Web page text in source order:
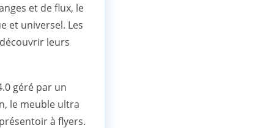
et de flux, le
et universel. Les
leurs
géré par un
le meuble ultra
à flyers.